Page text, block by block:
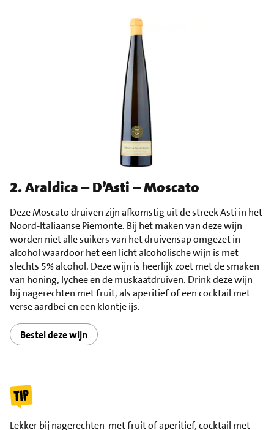
2. Araldica – D’Asti – Moscato
Deze Moscato druiven zijn afkomstig uit de streek Asti in het
Noord-Italiaanse Piemonte. Bij het maken van deze wijn
worden niet alle suikers van het druivensap omgezet in
alcohol waardoor het een licht alcoholische wijn is met
slechts 5% alcohol. Deze wijn is heerlijk zoet met de smaken
van honing, lychee en de muskaatdruiven. Drink deze wijn
bij nagerechten met fruit, als aperitief of een cocktail met
verse aardbei en een klontje ijs.
Bestel deze wijn
Lekker bij nagerechten met fruit of aperitief, cocktail met